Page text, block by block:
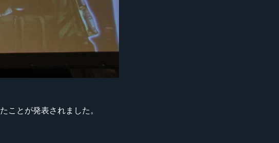
ことが発表されました。